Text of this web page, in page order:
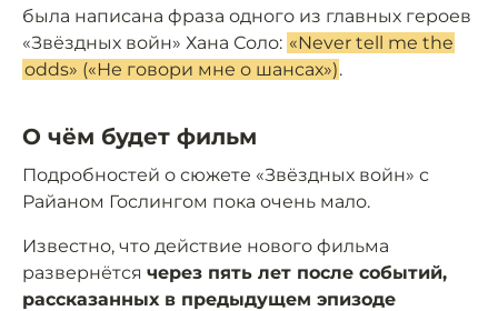
была написана фраза одного из главных героев
«Звёздных войн» Хана Соло: «Never tell me the
odds» («Не говори мне о шансах»).
О чём будет фильм
Подробностей о сюжете «Звёздных войн» с
Райаном Гослингом пока очень мало.
Известно, что действие нового фильма
развернётся через пять лет после событий,
рассказанных в предыдущем эпизоде